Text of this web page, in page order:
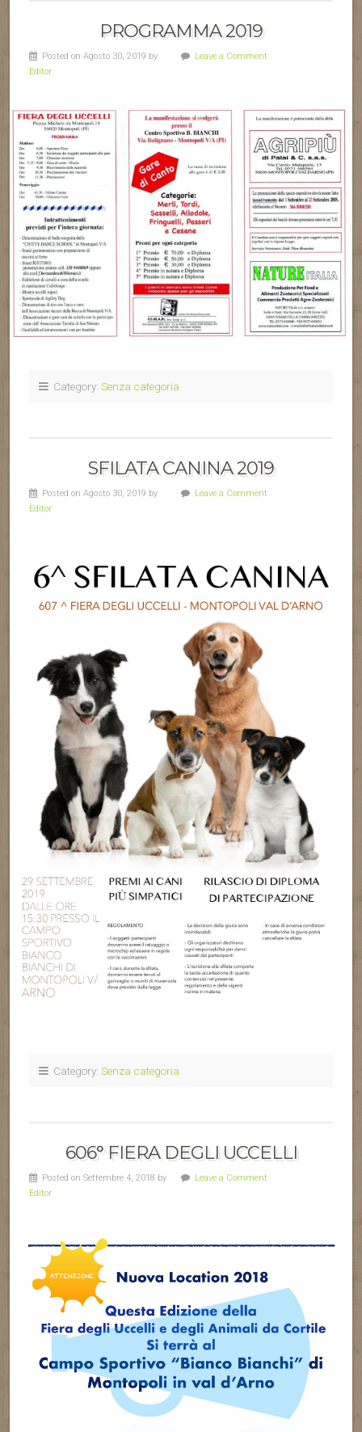
PROGRAMMA 2019
Posted on Agosto 30, 2019 by
Editor
Leave a Comment
Category: Senza categoria
SFILATA CANINA 2019
Posted on Agosto 30, 2019 by
Editor
Leave a Comment
Category: Senza categoria
606° FIERA DEGLI UCCELLI
Posted on Settembre 4, 2018 by
Editor
Leave a Comment